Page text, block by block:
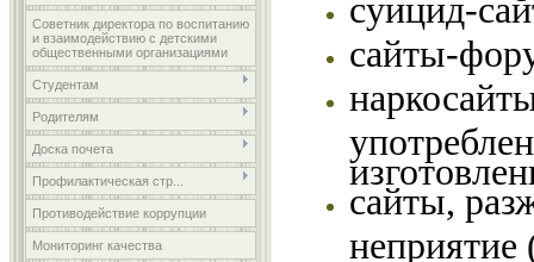
Советник директора по воспитанию
и взаимодействию с детскими
общественными организациями
Студентам
Родителям
Доска почета
Профилактическая стр...
Противодействие коррупции
Мониторинг качества
суицид-
сайты-
сайты,
неприятие